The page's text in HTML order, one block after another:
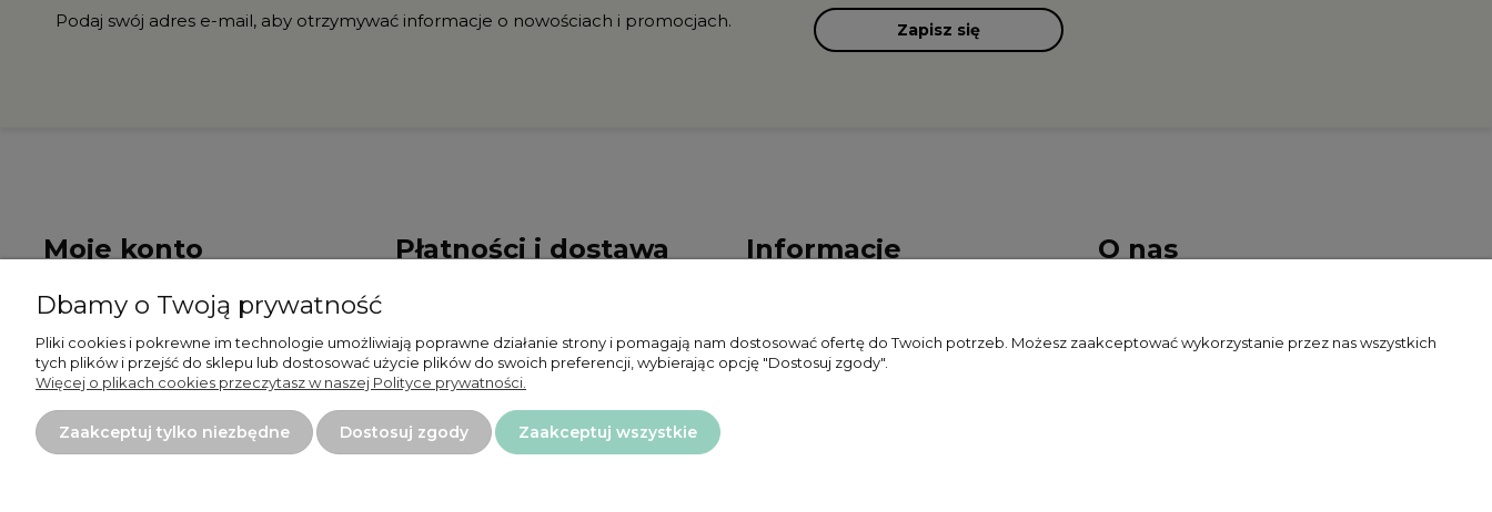
Podaj swój adres e-mail, aby otrzymywać informacje o nowościach i promocjach. Zapisz się
Moje konto
Twoje zamówienia
Ustawienia konta
Przechowalnia
Płatności i dostawa
Czas i koszty dostawy
Informacje
Zwroty i reklamacje
O nas
Dbamy o Twoją prywatność
Pliki cookies i pokrewne im technologie umożliwiają poprawne działanie strony i pomagają nam dostosować ofertę do Twoich potrzeb. Możesz zaakceptować wykorzystanie przez nas wszystkich
tych plików i przejść do sklepu lub dostosować użycie plików do swoich preferencji, wybierając opcję "Dostosuj zgody".
Więcej o plikach cookies przeczytasz w naszej Polityce prywatności.
Zaakceptuj tylko niezbędne Dostosuj zgody Zaakceptuj wszystkie